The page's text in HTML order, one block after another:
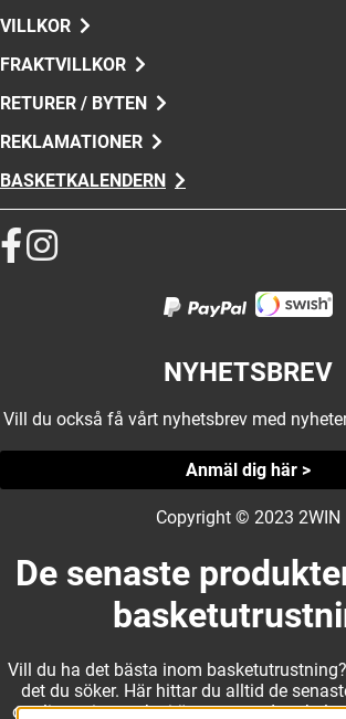
VILLKOR
FRAKTVILLKOR
RETURER / BYTEN
REKLAMATIONER
BASKETKALENDERN
NYHETSBREV
Vill du också få vårt nyhetsbrev med
Anmäl dig här >
Copyright © 2023 2WIN
De senaste
Vill du ha det bästa inom
det du söker. Här hittar du alltid de
otroliga priser, och vi är noga med att